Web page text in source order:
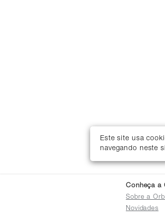
Este site usa
navegando neste
Conheça a
Sobre a
Novidades